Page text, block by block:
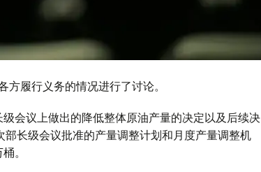
履行义务的情况进行了讨论。
会议上做出的降低整体原油产量的决定以及后续决
长级会议批准的产量调整计划和月度产量调整机
。